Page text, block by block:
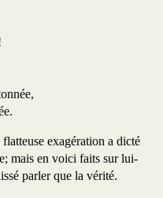
exagération a dicté
mais en voici faits sur lui-
parler que la vérité.